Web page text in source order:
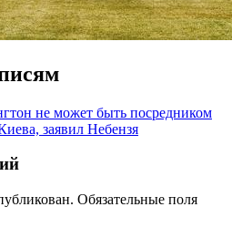
не может быть посредником
заявил Небензя
Обязательные поля